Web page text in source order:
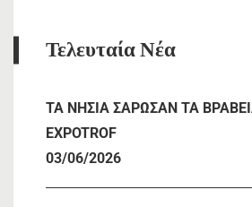
Τελευταία Νέα
TA NHΣΙΑ ΣΑΡΩΣΑΝ ΤΑ
EXPOTROF
03/06/2026